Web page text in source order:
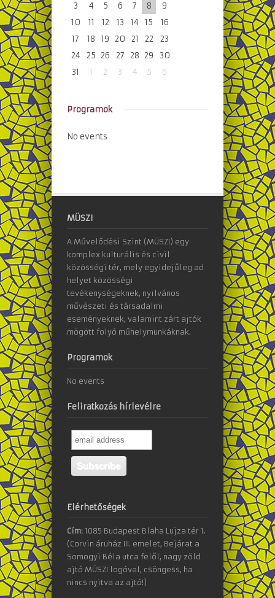
3
4 5 6 7 8
9
10
11 12 13 14 15
16
17
18 19 20 21 22
23
24
25 26 27 28 29
30
31
1 2 3 4 5 6
Programok
No events
MÜSZI
A Művelődési Szint (MÜSZI) egy
komplex kulturális és civil
közösségi tér, mely egyidejűleg ad
helyet közösségi
tevékenységeknek, nyilvános
művészeti és társadalmi
eseményeknek, valamint zárt ajtók
mögött folyó műhelymunkáknak.
Programok
No events
Feliratkozás hírlevélre
Elérhetőségek
Cím: 1085 Budapest Blaha Lujza tér 1.
(Corvin áruház III. emelet, Bejárat a
Somogyi Béla utca felől, nagy zöld
ajtó MÜSZI logóval, csöngess, ha
nincs nyitva az ajtó!)